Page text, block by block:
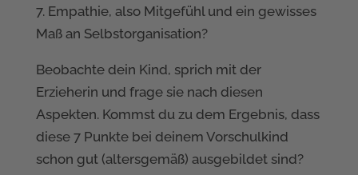
7. Empathie, also Mitgefühl und ein gewisses
Maß an Selbstorganisation?
Beobachte dein Kind, sprich mit der
Erzieherin und frage sie nach diesen
Aspekten. Kommst du zu dem Ergebnis, dass
diese 7 Punkte bei deinem Vorschulkind
schon gut (altersgemäß) ausgebildet sind?